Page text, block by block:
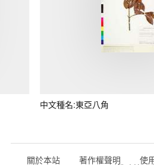
中文種名:東亞八角
關於本站 著作權聲明 使